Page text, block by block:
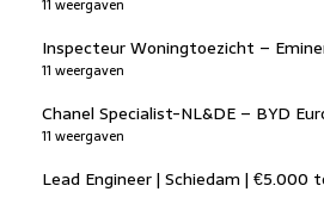
11 weergaven
Inspecteur Woningtoezicht –
11 weergaven
Chanel Specialist-NL&DE – BYD
11 weergaven
Lead Engineer | Schiedam |